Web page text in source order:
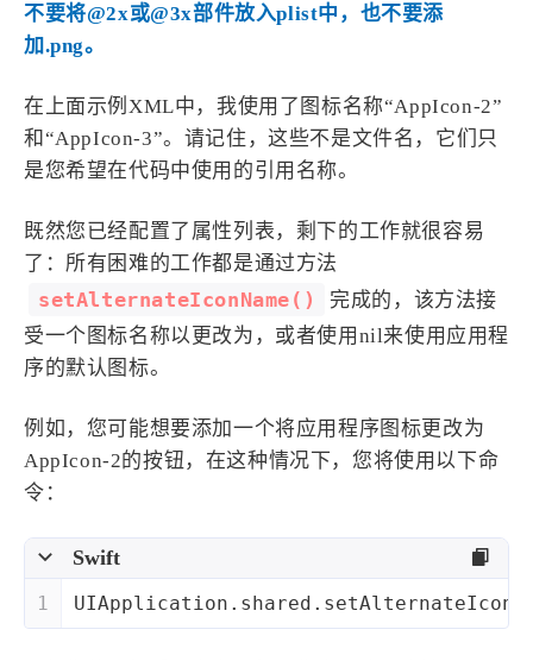
23
24
26
27
28
30
31
33
34
<key>AppIcon-3 </key>
<array>
<string>Icon-3</
</array>
<false/>
</dict >
</dict>
不要将@2x或@3x部件放入plist中，也不要添
加.png。
在上面示例XML中，我使用了图标名称“AppIcon-2”
和“AppIcon-3”。请记住，这些不是文件名，它们只
是您希望在代码中使用的引用名称。
既然您已经配置了属性列表，剩下的工作就很容易
了：所有困难的工作都是通过方法
setAlternateIconName()
完成的，该方法接
受一个图标名称以更改为，或者使用nil来使用应用程
序的默认图标。
例如，您可能想要添加一个将应用程序图标更改为
AppIcon-2的按钮，在这种情况下，您将使用以下命
令：
Swift
1 UIApplication